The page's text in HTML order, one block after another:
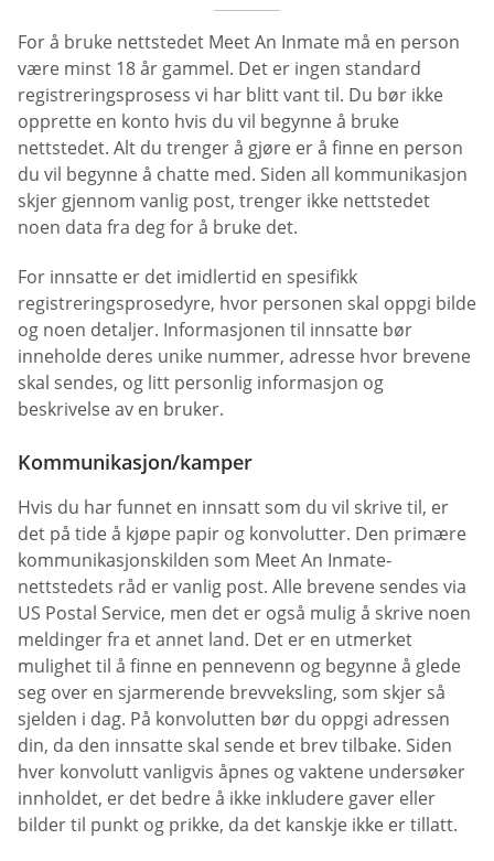
For å bruke nettstedet Meet An Inmate må en person
være minst 18 år gammel. Det er ingen standard
registreringsprosess vi har blitt vant til. Du bør ikke
opprette en konto hvis du vil begynne å bruke
nettstedet. Alt du trenger å gjøre er å finne en person
du vil begynne å chatte med. Siden all kommunikasjon
skjer gjennom vanlig post, trenger ikke nettstedet
noen data fra deg for å bruke det.
For innsatte er det imidlertid en spesifikk
registreringsprosedyre, hvor personen skal oppgi bilde
og noen detaljer. Informasjonen til innsatte bør
inneholde deres unike nummer, adresse hvor brevene
skal sendes, og litt personlig informasjon og
beskrivelse av en bruker.
Kommunikasjon/kamper
Hvis du har funnet en innsatt som du vil skrive til, er
det på tide å kjøpe papir og konvolutter. Den primære
kommunikasjonskilden som Meet An Inmate-
nettstedets råd er vanlig post. Alle brevene sendes via
US Postal Service, men det er også mulig å skrive noen
meldinger fra et annet land. Det er en utmerket
mulighet til å finne en pennevenn og begynne å glede
seg over en sjarmerende brevveksling, som skjer så
sjelden i dag. På konvolutten bør du oppgi adressen
din, da den innsatte skal sende et brev tilbake. Siden
hver konvolutt vanligvis åpnes og vaktene undersøker
innholdet, er det bedre å ikke inkludere gaver eller
bilder til punkt og prikke, da det kanskje ikke er tillatt.